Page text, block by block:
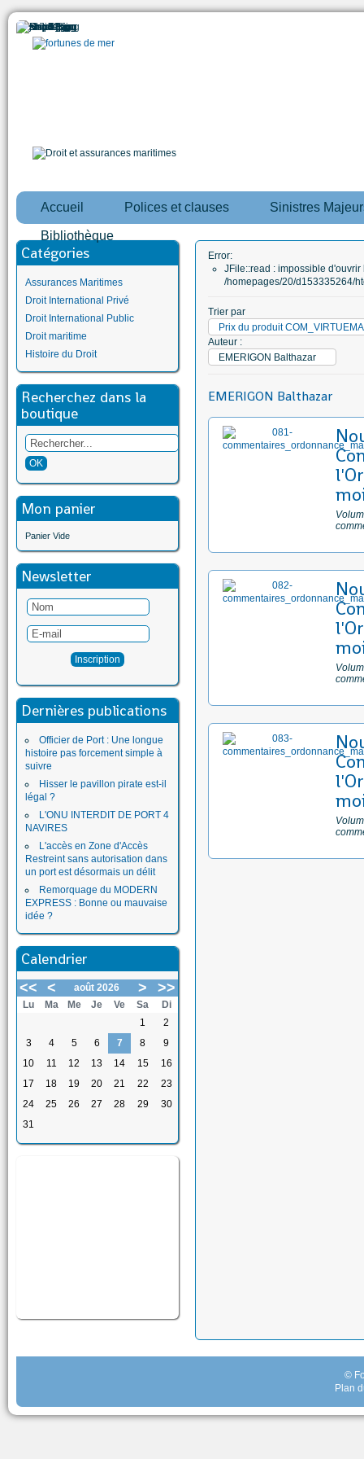
Accueil Polices et clauses Sinistres
Bibliothèque
Catégories
Assurances Maritimes
Droit International Privé
Droit International Public
Droit maritime
Histoire du Droit
Recherchez dans la
boutique
Mon panier
Panier Vide
Newsletter
Dernières publications
Officier de Port : Une longue
histoire pas forcement simple à
suivre
Hisser le pavillon pirate est-il
légal ?
L'ONU INTERDIT DE PORT 4
NAVIRES
L'accès en Zone d'Accès
Restreint sans autorisation dans
un port est désormais un délit
Remorquage du MODERN
EXPRESS : Bonne ou mauvaise
idée ?
Calendrier
<< < août 2026 > >>
Lu Ma Me Je Ve Sa
Di
1
2
3
4 5 6 7 8
9
10
11 12 13 14 15
16
17
18 19 20 21 22
23
24
25 26 27 28 29
30
31
Error:
JFile::read : impossible d'ouvrir
/homepages/20/d153335264/
Trier par
Prix du produit
Auteur :
EMERIGON Balthazar
EMERIGON Balthazar
©
Plan